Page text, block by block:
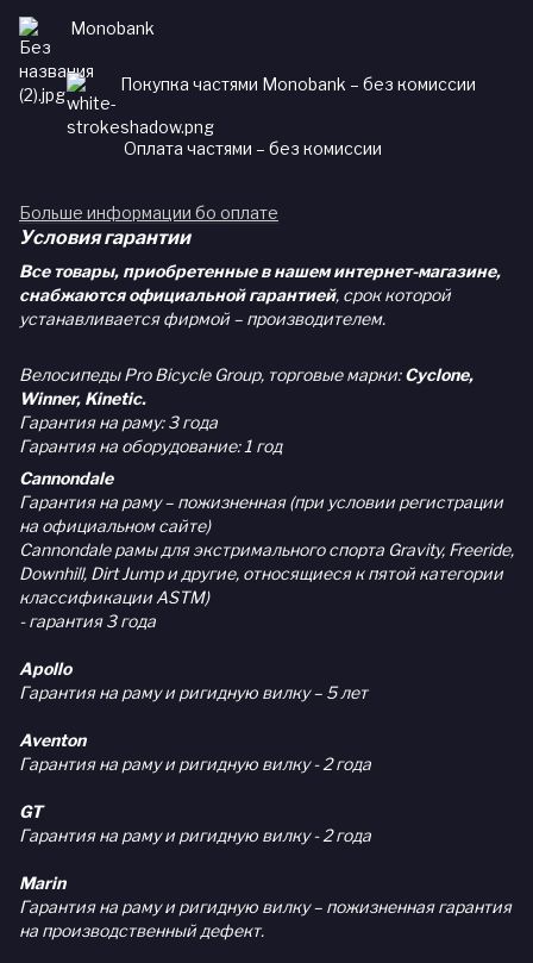
Monobank
Покупка частями Monobank – без комиссии
Оплата частями – без комиссии
Больше информации бо оплате
Условия гарантии
Все товары, приобретенные в нашем интернет-магазине,
снабжаются официальной гарантией, срок которой
устанавливается фирмой – производителем.
Велосипеды Pro Bicycle Group, торговые марки:Cyclone,
Winner, Kinetic.
Гарантия на раму: 3 года
Гарантия на оборудование: 1 год
Cannondale
Гарантия на раму – пожизненная (при условии регистрации
на официальном сайте)
Cannondale рамы для экстримального спорта Gravity, Freeride,
Downhill, Dirt Jump и другие, относящиеся к пятой категории
классификации ASTM)
- гарантия 3 года
Apollo
Гарантия на раму и ригидную вилку – 5 лет
Aventon
Гарантия на раму и ригидную вилку - 2 года
GT
Гарантия на раму и ригидную вилку - 2 года
Marin
Гарантия на раму и ригидную вилку – пожизненная гарантия
на производственный дефект.